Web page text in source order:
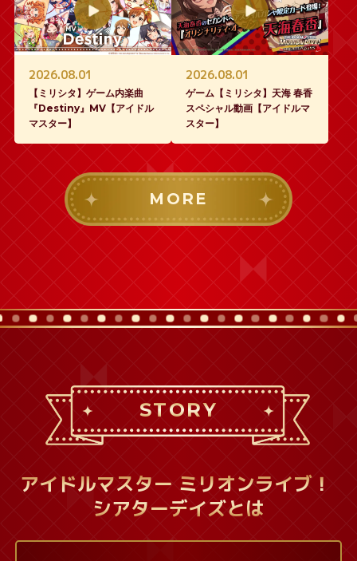
2026.08.01
【ミリシタ】ゲーム内楽曲
『Destiny』MV【アイドル
マスター】
2026.08.01
ゲーム【ミリシタ】天海 春香
スペシャル動画【アイドルマ
スター】
MORE
STORY
アイドルマスター ミリオンライブ！
シアターデイズとは